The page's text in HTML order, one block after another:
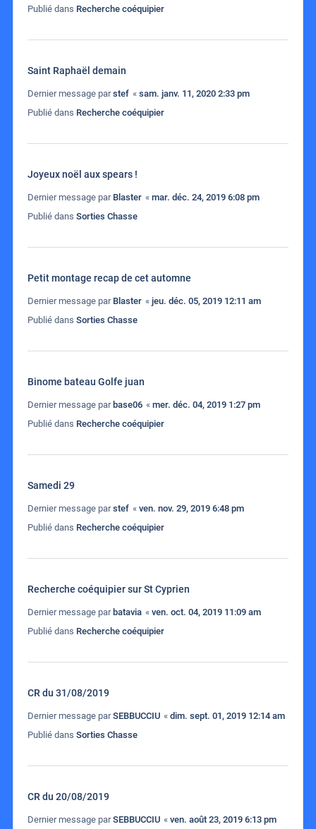
Publié dans Recherche coéquipier
Saint Raphaël demain
Dernier message parstef « sam. janv. 11, 2020 2:33 pm
Publié dans Recherche coéquipier
Joyeux noël aux spears !
Dernier message par Blaster « mar. déc. 24, 2019 6:08 pm
Publié dans Sorties Chasse
Petit montage recap de cet automne
Dernier message par Blaster « jeu. déc. 05, 2019 12:11 am
Publié dans Sorties Chasse
Binome bateau Golfe juan
Dernier message par base06 « mer. déc. 04, 2019 1:27 pm
Publié dans Recherche coéquipier
Samedi 29
Dernier message parstef « ven. nov. 29, 2019 6:48 pm
Publié dans Recherche coéquipier
Recherche coéquipier sur St Cyprien
Dernier message par batavia « ven. oct. 04, 2019 11:09 am
Publié dans Recherche coéquipier
CR du 31/08/2019
Dernier message parSEBBUCCIU « dim. sept. 01, 2019 12:14 am
Publié dans Sorties Chasse
CR du 20/08/2019
Dernier message parSEBBUCCIU « ven. août 23, 2019 6:13 pm